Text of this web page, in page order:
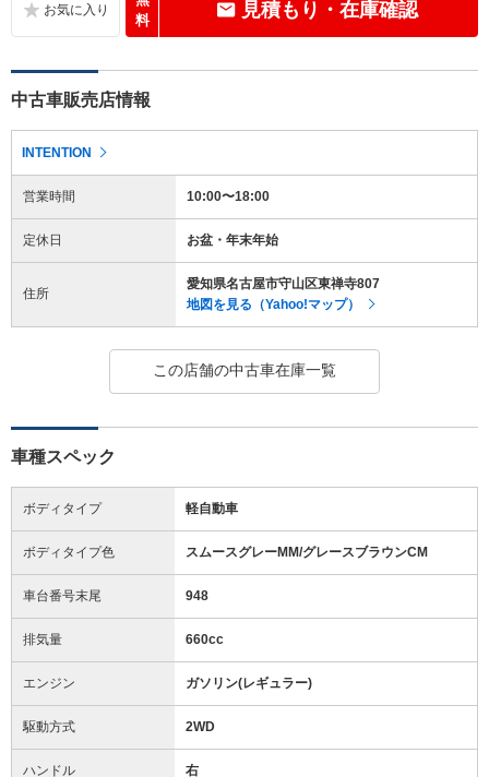
料
見積もり・在庫確認
中古車販売店情報
INTENTION
営業時間 10:00〜18:00
定休日 お盆・年末年始
住所
愛知県名古屋市守山区東禅寺807
地図を見る（Yahoo!マップ）
この店舗の中古車在庫一覧
車種スペック
ボディタイプ 軽自動車
ボディタイプ色 スムースグレーMM/グレースブラウンCM
車台番号末尾 948
排気量 660cc
エンジン ガソリン(レギュラー)
駆動方式 2WD
ハンドル 右